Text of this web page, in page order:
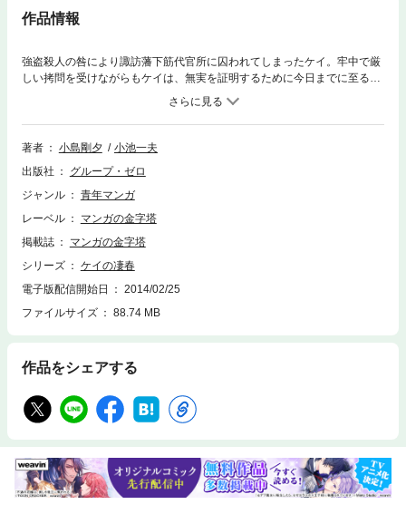
作品情報
強盗殺人の咎により諏訪藩下筋代官所に囚われてしまったケイ。牢中で厳
しい拷問を受けながらもケイは、無実を証明するために今日までに至る己
の道程と生き様を同心・黒沢伝兵衛に打ち明けるのだった―――。過去に
類を見ぬ時代劇画大作、物語の核心へと展開！！
著者 小島剛夕
小池一夫
出版社
グループ・ゼロ
ジャンル
青年マンガ
レーベル
マンガの金字塔
掲載誌
マンガの金字塔
シリーズ
ケイの凄春
電子版配信開始日
2014/02/25
ファイルサイズ
88.74 MB
作品をシェアする